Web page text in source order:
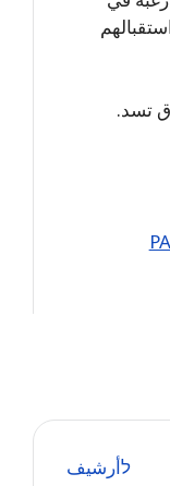
تسد.
לأرشيف